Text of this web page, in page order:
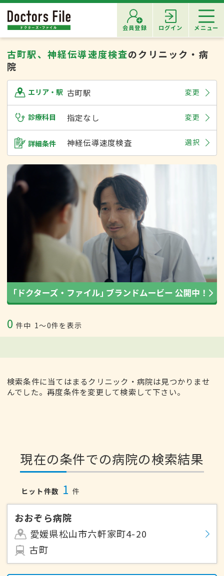
会員登録 ログイン メニュー
古町駅、神経伝導速度検査のクリニック・病
院
エリア・駅 古町駅 変更
診療科目 指定なし 変更
詳細条件 神経伝導速度検査 選択
0 件中 1〜0件を表示
検索条件に当てはまるクリニック・病院は見つかりませ
んでした。再度条件を変更して検索して下さい。
現在の条件での病院の検索結果
ヒット件数 1 件
おおぞら病院
愛媛県松山市六軒家町4-20
古町